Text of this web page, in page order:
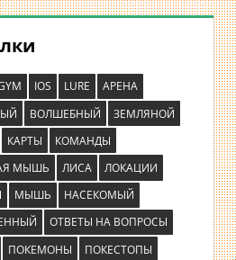
IOS LURE
АРЕНА
ВОЛШЕБНЫЙ
ЗЕМЛЯНОЙ
КАРТЫ
КОМАНДЫ
МЫШЬ ЛИСА
ЛОКАЦИИ
МЫШЬ
НАСЕКОМЫЙ
ОТВЕТЫ НА ВОПРОСЫ
ПОКЕМОНЫ
ПОКЕСТОПЫ